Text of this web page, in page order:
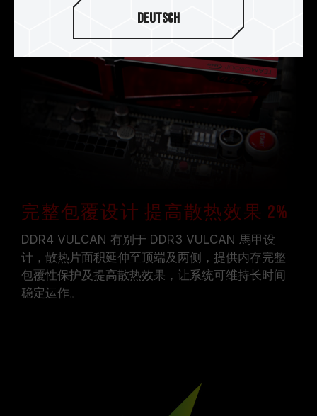
完整包覆设计 提高散热效果 2%
DDR4 VULCAN 有别于 DDR3 VULCAN 馬甲设
计，散热片面积延伸至顶端及两侧，提供内存完整
包覆性保护及提高散热效果，让系统可维持长时间
稳定运作。
Deutsch